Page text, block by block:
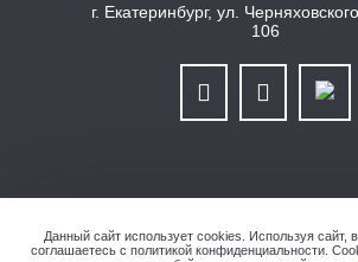
г. Екатеринбург, ул.
106
ООО «Уралплит» | ИНН/КПП 6679025768/667901001
Данный сайт использует cookies.
Используя сайт,
соглашаетесь с политикой конфиденциальности .